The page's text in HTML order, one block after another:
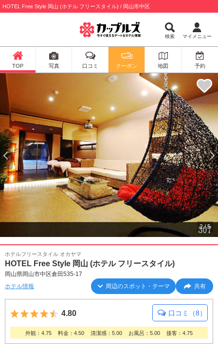
HOTEL Free Style 岡山 (ホテル フリースタイル) / 岡山市中区
検索 マイメニュー
TOP 写真 口コミ クーポン 地図 予約
2/5
ホテルフリースタイル オカヤマ
HOTEL Free Style 岡山 (ホテル フリースタイル)
岡山県岡山市中区倉田535-17
ホテル情報
周辺のスポット・テーマ 共有
5つ星のうち4.5
4.80 口コミ（8）
外観：4.75 料金：4.50 清潔感：5.00 お風呂：5.00 接客：4.75